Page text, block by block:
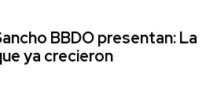
BBDO presentan: La
ya crecieron